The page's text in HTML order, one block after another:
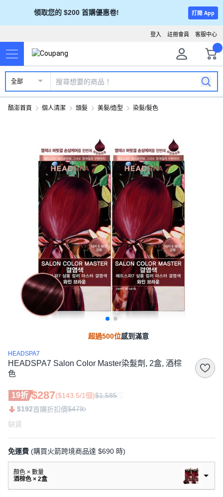
領取您的 $200 首購優惠卷! 打開 App
客服中心
註冊會員
登入
全部
酷澎首頁 個人清潔 頭髮 美髮/造型 染髮/髮色
超過500位感到滿意
HEADSPA7
HEADSPA7 Salon Color Master染髮劑, 2盒, 酒棕
色
19折 $287($143.5/1個)$1,585
$192首購折扣價$479
缺貨
免運費 (購買火箭跨境商品達 $690 時)
顏色 × 數量
酒棕色 × 2盒